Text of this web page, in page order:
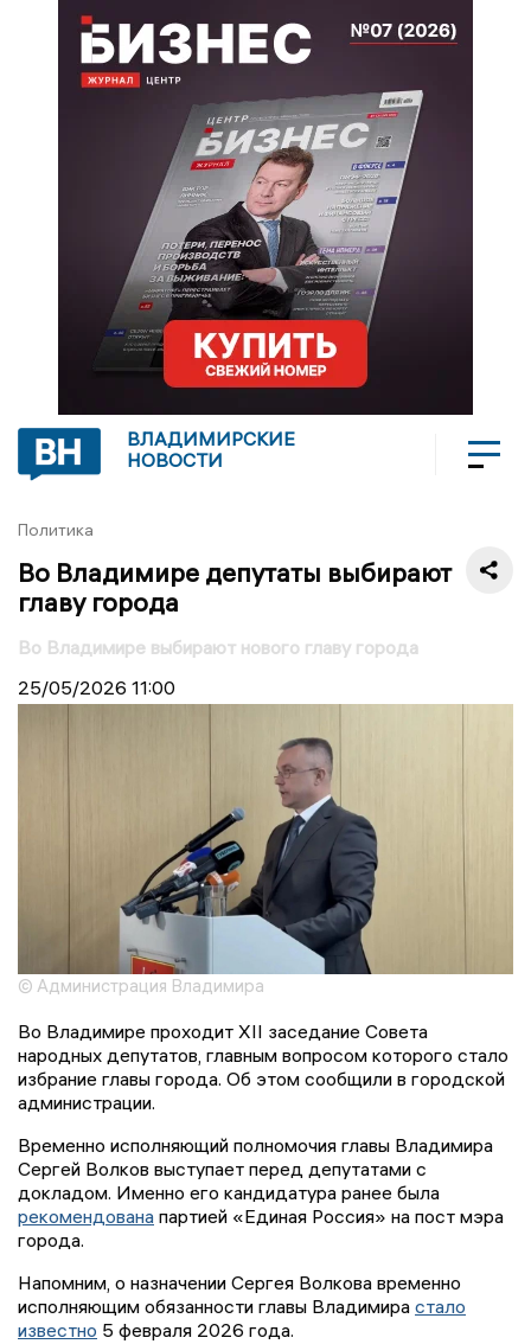
ВЛАДИМИРСКИЕ
НОВОСТИ
Политика
Во Владимире депутаты выбирают
главу города
Во Владимире выбирают нового главу города
25/05/2026 11:00
© Администрация Владимира
Во Владимире проходит XII заседание Совета
народных депутатов, главным вопросом которого стало
избрание главы города. Об этом сообщили в городской
администрации.
Временно исполняющий полномочия главы Владимира
Сергей Волков выступает перед депутатами с
докладом. Именно его кандидатура ранее была
рекомендована партией «Единая Россия» на пост мэра
города.
Напомним, о назначении Сергея Волкова временно
исполняющим обязанности главы Владимира стало
известно 5 февраля 2026 года.